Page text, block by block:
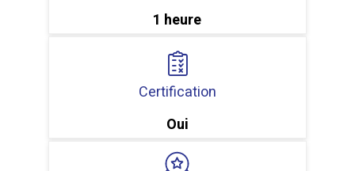
1 heure
Certification
Oui